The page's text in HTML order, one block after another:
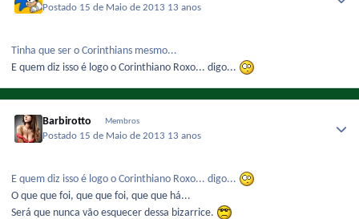
Postado 15 de Maio de 2013 13 anos
Tinha que ser o Corinthians mesmo...
E quem diz isso é logo o Corinthiano Roxo... digo...
Barbirotto Membros
Postado 15 de Maio de 2013 13 anos
E quem diz isso é logo o Corinthiano Roxo... digo...
O que que foi, que que foi, que que há...
Será que nunca vão esquecer dessa bizarrice.